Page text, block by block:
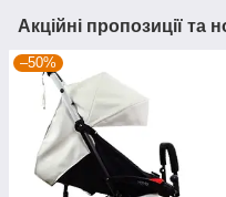
Акційні пропозиції та
–50%